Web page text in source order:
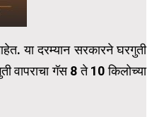
या दरम्यान सरकारने घरगुती
वापराचा गॅस 8 ते 10 किलोच्या